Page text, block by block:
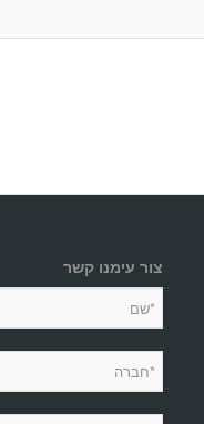
צור עימנו קשר